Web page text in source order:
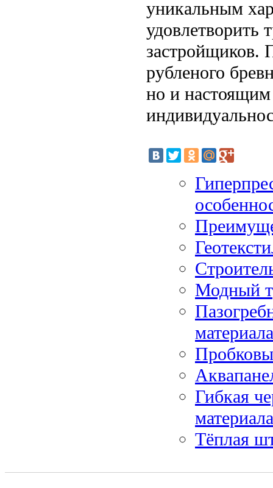
уникальным
удовлетворить
застройщиков.
рубленого
но и
Модный
материала
Гибкая
материала
Тёплая